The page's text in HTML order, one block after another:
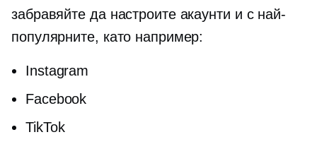
забравяйте да настроите акаунти и с най-
популярните, като например:
Instagram
Facebook
TikTok